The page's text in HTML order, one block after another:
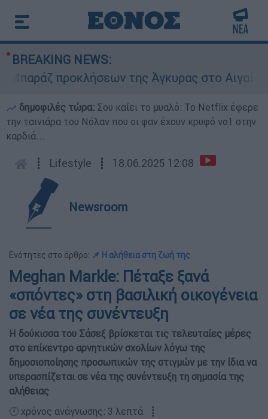
BREAKING NEWS:
προκλήσεων της Άγκυρας στο Αιγαίο:
δημοφιλές τώρα: Σου καίει το μυαλό: Το Netflix έφερε
την ταινιάρα του Νόλαν που οι φαν έχουν κρυφό νο1 στην
καρδιά...
┋ Lifestyle ┋ 18.06.2025 12:08
Newsroom
Ενότητες στο άρθρο: 📌 Η αλήθεια στη ζωή της
Meghan Markle: Πέταξε ξανά
«σπόντες» στη βασιλική οικογένεια
σε νέα της συνέντευξη
Η δούκισσα του Σάσεξ βρίσκεται τις τελευταίες μέρες
στο επίκεντρο αρνητικών σχολίων λόγω της
δημοσιοποίησης προσωπικών της στιγμών με την ίδια να
υπερασπίζεται σε νέα της συνέντευξη τη σημασία της
αλήθειας
🕛 χρόνος ανάγνωσης: 3 λεπτά ┋